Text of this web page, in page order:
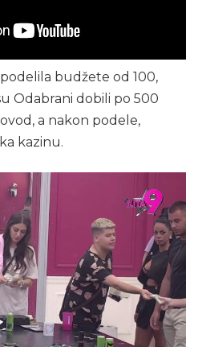
budžete od 100,
Odabrani dobili po 500
a nakon podele,
kazinu.